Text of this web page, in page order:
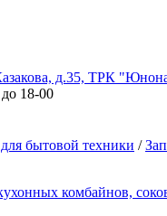
д.35, ТРК
18-00
бытовой техники /
комбайнов,